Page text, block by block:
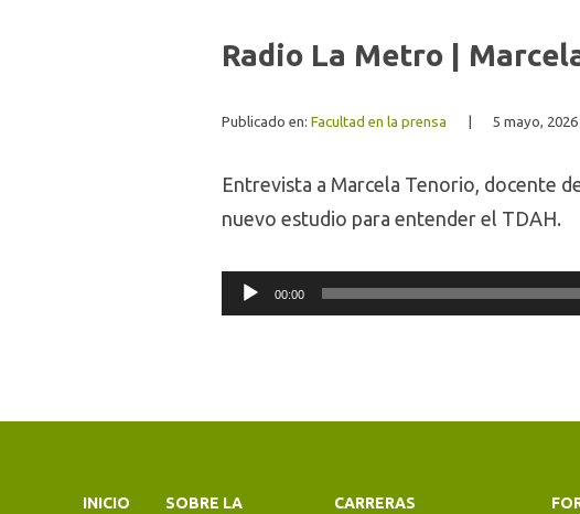
Radio La Metro |
Publicado en: Facultad en la prensa 5 mayo, 2026
Entrevista a Marcela Tenorio, docente
nuevo estudio para entender el TDAH.
Audio
00:00
INICIO
SOBRE LA
CARRERAS